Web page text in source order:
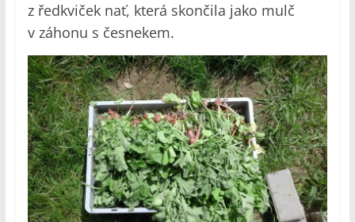
z ředkviček nať, která skončila jako mulč
v záhonu s česnekem.